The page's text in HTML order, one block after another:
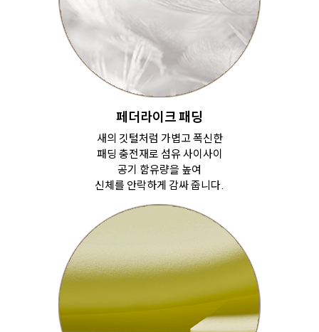
페더라이크 패딩
새의 깃털처럼 가볍고 폭신한
패딩 충전재로 섬유 사이사이
공기 함유량을 높여
신체를 안락하게 감싸 줍니다.